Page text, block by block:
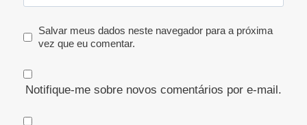
Salvar meus dados neste navegador para a próxima
vez que eu comentar.
Notifique-me sobre novos comentários por e-mail.